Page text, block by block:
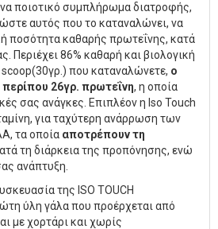
ποιοτικό συμπλήρωμα διατροφής,
αυτός που το καταναλώνει, να
ποσότητα καθαρής πρωτεΐνης, κατά
Περιέχει 86% καθαρή και βιολογική
που καταναλώνετε, ο
26γρ. πρωτεΐνη, η οποία
σας ανάγκες. Επιπλέον η Iso Touch
για ταχύτερη ανάρρωση των
τα οποία αποτρέπουν τη
τη διάρκεια της προπόνησης, ενώ
ανάπτυξη.
της ISO TOUCH
ύλη γάλα που προέρχεται από
με χορτάρι και χωρίς